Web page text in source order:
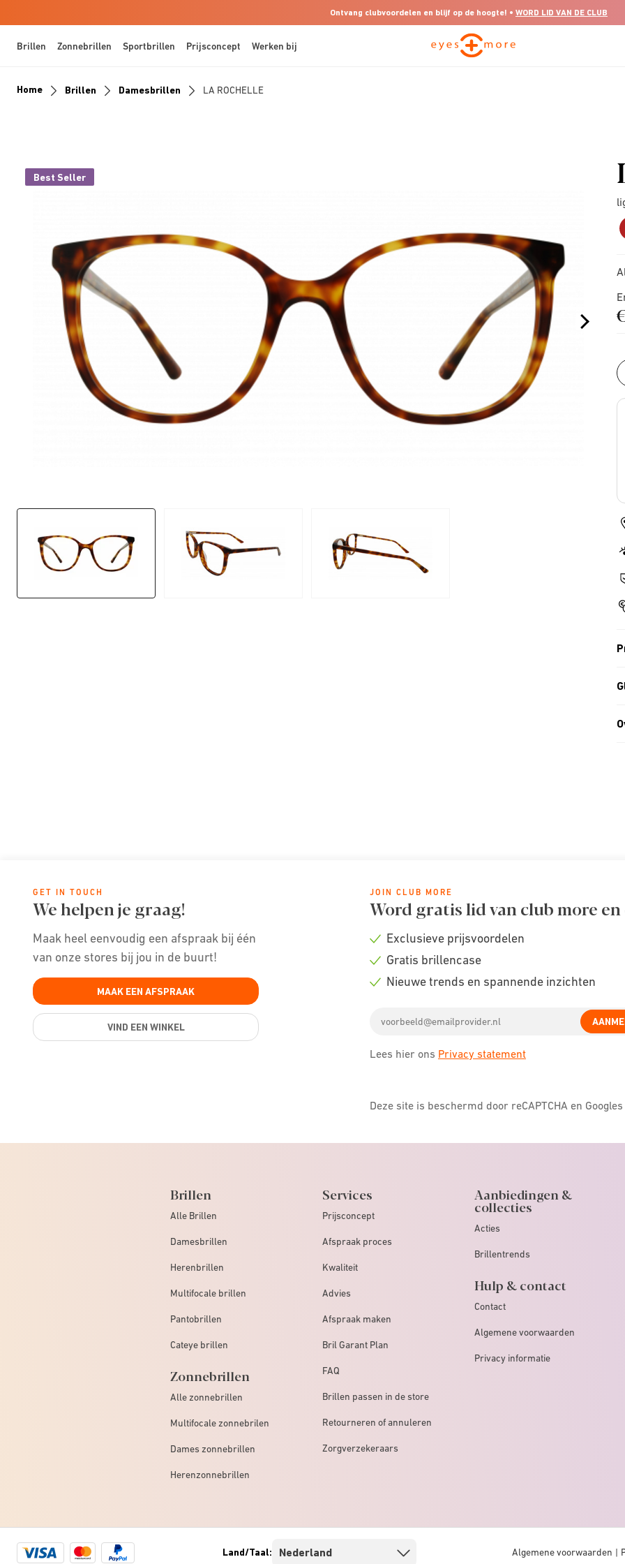
Ontvang clubvoordelen en blijf op de hoogte! • WORD LID VAN DE CLUB
Brillen Zonnebrillen Sportbrillen Prijsconcept Werken bij
Home Brillen Damesbrillen LA ROCHELLE
Best Seller
GET IN TOUCH
We helpen je graag!
Maak heel eenvoudig een afspraak bij één
van onze stores bij jou in de buurt!
MAAK EEN AFSPRAAK
VIND EEN WINKEL
JOIN CLUB MORE
Word gratis lid van club more
Check
Exclusieve prijsvoordelen
Check
Gratis brillencase
Nieuwe trends en spannende inzichten
address
Lees hier ons Privacy statement
Deze site is beschermd door reCAPTCHA en Googles
Brillen
Alle Brillen
Damesbrillen
Herenbrillen
Multifocale brillen
Pantobrillen
Cateye brillen
Zonnebrillen
Alle zonnebrillen
Multifocale zonnebrilen
Dames zonnebrillen
Herenzonnebrillen
Services
Prijsconcept
Afspraak proces
Kwaliteit
Advies
Afspraak maken
Bril Garant Plan
FAQ
Brillen passen in de store
Retourneren of annuleren
Zorgverzekeraars
Aanbiedingen &
collecties
Acties
Brillentrends
Hulp & contact
Contact
Algemene voorwaarden
Privacy informatie
Visa
Mastercard
Paypal Land/Taal: Algemene voorwaarden